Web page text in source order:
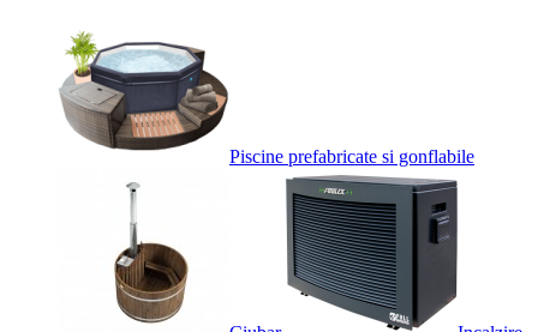
Piscine prefabricate si gonflabile